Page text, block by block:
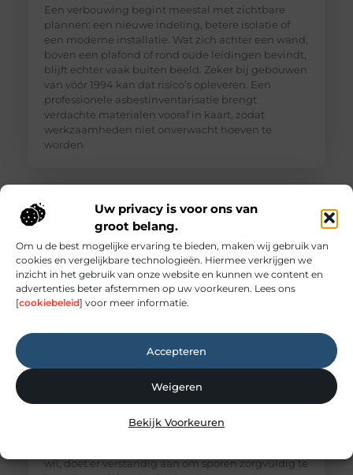
Uw privacy is voor ons van
groot belang.
Om u de best mogelijke ervaring te bieden, maken wij gebruik van
cookies en vergelijkbare technologieën. Hiermee verkrijgen we
inzicht in het gebruik van onze website en kunnen we content en
advertenties beter afstemmen op uw voorkeuren. Lees ons
[cookiebeleid] voor meer informatie.
Accepteren
Weigeren
Bekijk Voorkeuren
Een verbouwing begint meestal met zichtbare
plannen: een nieuwe indeling, betere isolatie of
een moderne installatie. Wat zich achter een wand,
boven een plafond of rond oude leidingen bevindt,
blijft echter vaak buiten beeld. Zeker bij gebouwen
van vóór 1994 kan dat risico’s opleveren. Een
professionele asbestinventarisatie brengt
verdachte materialen vooraf in kaart, zodat
werkzaamheden niet onverwacht hoeven te
worden
Houtworm herkennen en schade aan houten
constructies beperken
Kleine gaatjes in een balk, fijn boormeel op de
vloer of een zacht knisperend geluid in een stille
ruimte kunnen wijzen op houtaantastende
wil, doet er verstandig aan om sporen zorgvuldig te